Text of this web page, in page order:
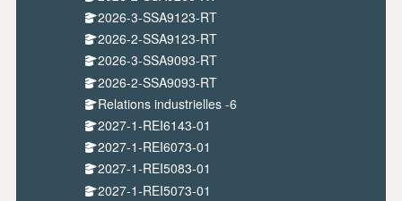
2026-3-SSA9123-RT
2026-2-SSA9123-RT
2026-3-SSA9093-RT
2026-2-SSA9093-RT
Relations industrielles -6
2027-1-REI6143-01
2027-1-REI6073-01
2027-1-REI5083-01
2027-1-REI5073-01